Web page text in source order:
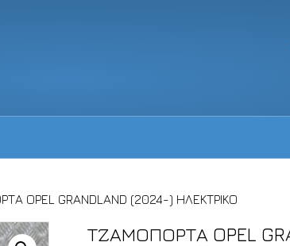
OPEL GRANDLAND (2024-) ΗΛΕΚΤΡΙΚΟ
ΤΖΑΜΟΠΟΡΤΑ OPEL